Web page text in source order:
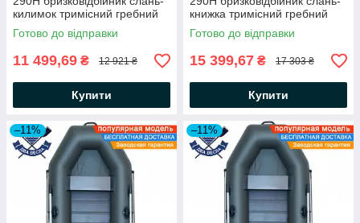
килимок тримісний гребний
човен АкваСтар +комплект д/
якоря на носі, балон 35
Готово до відправки
11 499,69 ₴ 12 921 ₴
Купити
книжка тримісний гребний
човен АкваСтар + комплект д/
якоря на носі, балон 35
Готово до відправки
15 399,67 ₴ 17 303 ₴
Купити
–11% –11%